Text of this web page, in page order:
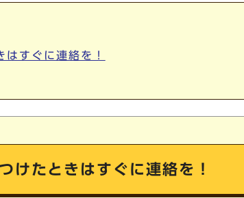
すぐに連絡を！
けたときはすぐに連絡を！